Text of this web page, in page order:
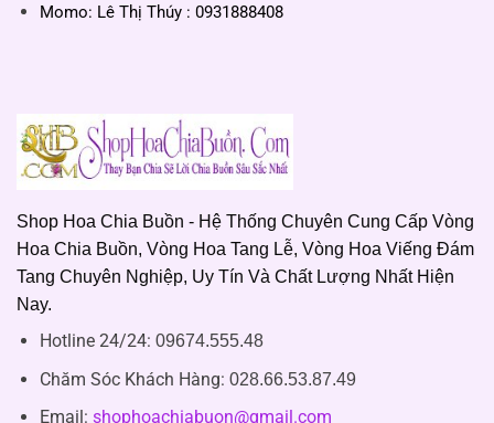
Momo: Lê Thị Thúy : 0931888408
Shop Hoa Chia Buồn - Hệ Thống Chuyên Cung Cấp Vòng
Hoa Chia Buồn, Vòng Hoa Tang Lễ, Vòng Hoa Viếng Đám
Tang Chuyên Nghiệp, Uy Tín Và Chất Lượng Nhất Hiện
Nay.
Hotline 24/24: 09674.555.48
Chăm Sóc Khách Hàng: 028.66.53.87.49
Email: shophoachiabuon@gmail.com